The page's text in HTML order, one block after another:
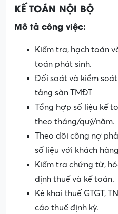
KẾ TOÁN NỘI BỘ
Mô tả công việc:
Kiểm tra, hạch toán
toán phát sinh.
Đối soát và kiểm
tảng sàn TMĐT
Tổng hợp số liệu kế
theo tháng/quý/năm.
Theo dõi công nợ
số liệu với khách
Kiểm tra chứng từ,
định thuế và kế toán.
Kê khai thuế GTGT,
cáo thuế định kỳ.